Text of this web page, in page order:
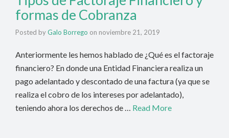
formas de Cobranza
Posted byGalo Borrego on noviembre 21, 2019
Anteriormente les hemos hablado de ¿Qué es el factoraje
financiero? En donde una Entidad Financiera realiza un
pago adelantado y descontado de una factura (ya que se
realiza el cobro de los intereses por adelantado),
teniendo ahora los derechos de … Read More